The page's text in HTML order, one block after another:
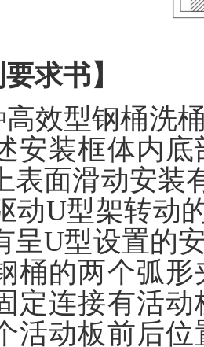
要求书】
高效型钢桶洗
安装框体内
表面滑动安装
动U型架转动
呈U型设置的
桶的两个弧
定连接有活
活动板前后